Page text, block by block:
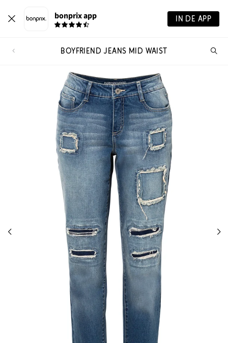
bonprix app IN DE APP
BOYFRIEND JEANS MID WAIST